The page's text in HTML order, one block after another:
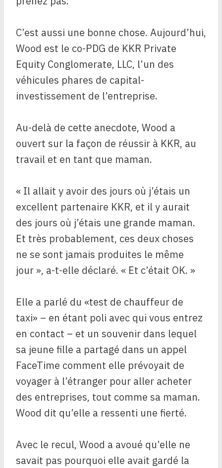
C’est aussi une bonne chose. Aujourd’hui,
Wood est le co-PDG de KKR Private
Equity Conglomerate, LLC, l’un des
véhicules phares de capital-
investissement de l’entreprise.
Au-delà de cette anecdote, Wood a
ouvert sur la façon de réussir à KKR, au
travail et en tant que maman.
« Il allait y avoir des jours où j’étais un
excellent partenaire KKR, et il y aurait
des jours où j’étais une grande maman.
Et très probablement, ces deux choses
ne se sont jamais produites le même
jour », a-t-elle déclaré. « Et c’était OK. »
Elle a parlé du «test de chauffeur de
taxi» – en étant poli avec qui vous entrez
en contact – et un souvenir dans lequel
sa jeune fille a partagé dans un appel
FaceTime comment elle prévoyait de
voyager à l’étranger pour aller acheter
des entreprises, tout comme sa maman.
Wood dit qu’elle a ressenti une fierté.
Avec le recul, Wood a avoué qu’elle ne
savait pas pourquoi elle avait gardé la